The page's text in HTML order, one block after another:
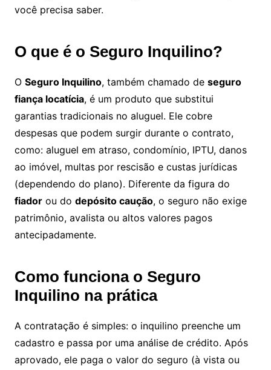
você precisa saber.
O que é o Seguro Inquilino?
O Seguro Inquilino, também chamado de seguro
fiança locatícia, é um produto que substitui
garantias tradicionais no aluguel. Ele cobre
despesas que podem surgir durante o contrato,
como: aluguel em atraso, condomínio, IPTU, danos
ao imóvel, multas por rescisão e custas jurídicas
(dependendo do plano). Diferente da figura do
fiadorou do depósito caução, o seguro não exige
patrimônio, avalista ou altos valores pagos
antecipadamente.
Como funciona o Seguro
Inquilino na prática
A contratação é simples: o inquilino preenche um
cadastro e passa por uma análise de crédito. Após
aprovado, ele paga o valor do seguro (à vista ou